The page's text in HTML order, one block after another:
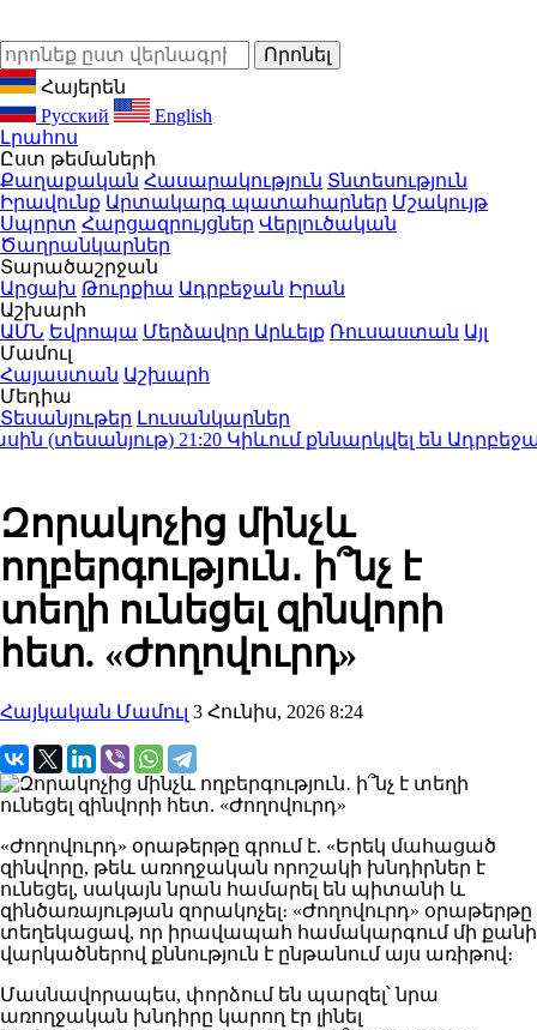
Հայերեն
Русский
English
Լրահոս
Ըստ թեմաների
Քաղաքական Հասարակություն Տնտեսություն
Իրավունք Արտակարգ պատահարներ Մշակույթ
Սպորտ Հարցազրույցներ Վերլուծական
Ծաղրանկարներ
Տարածաշրջան
Արցախ Թուրքիա Ադրբեջան Իրան
Աշխարհ
ԱՄՆ Եվրոպա Մերձավոր Արևելք Ռուսաստան Այլ
Մամուլ
Հայաստան Աշխարհ
Մեդիա
Տեսանյութեր Լուսանկարներ
(տեսանյութ)21:20Կիևում քննարկվել են
Զորակոչից մինչև
ողբերգություն․ ի՞նչ է
տեղի ունեցել զինվորի
հետ. «Ժողովուրդ»
Հայկական Մամուլ 3 Հունիս, 2026 8:24
«Ժողովուրդ» օրաթերթը գրում է. «Երեկ մահացած
զինվորը, թեև առողջական որոշակի խնդիրներ է
ունեցել, սակայն նրան համարել են պիտանի և
զինծառայության զորակոչել։ «Ժողովուրդ» օրաթերթը
տեղեկացավ, որ իրավապահ համակարգում մի քանի
վարկածներով քննություն է ընթանում այս առիթով։
Մասնավորապես, փորձում են պարզել՝ նրա
առողջական խնդիրը կարող էր լինել